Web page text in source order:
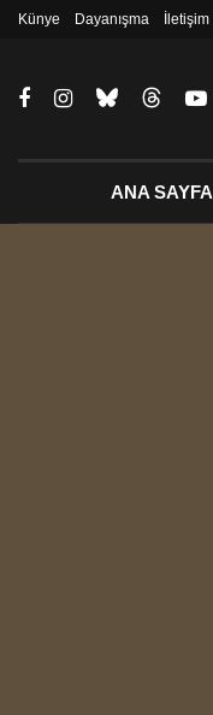
Künye Dayanışma İletişim
ANA SAYFA